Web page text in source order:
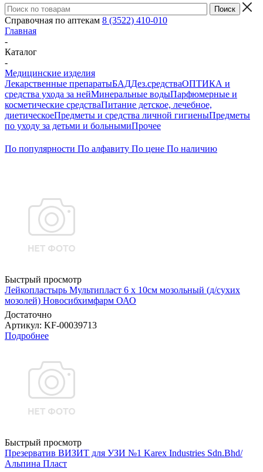
Справочная по аптекам 8 (3522) 410-010
Главная
-
Каталог
-
Медицинские изделия
Лекарственные препаратыБАДДез.средстваОПТИКА и
средства ухода за нейМинеральные водыПарфюмерные и
косметические средстваПитание детское, лечебное,
диетическоеПредметы и средства личной гигиеныПредметы
по уходу за детьми и больнымиПрочее
По популярности По алфавиту По цене По наличию
Быстрый просмотр
Лейкопластырь Мультипласт 6 х 10см мозольный (д/сухих
мозолей) Новосибхимфарм ОАО
Достаточно
Артикул: KF-00039713
Подробнее
Быстрый просмотр
Презерватив ВИЗИТ для УЗИ №1 Karex Industries Sdn.Bhd/
Альпина Пласт